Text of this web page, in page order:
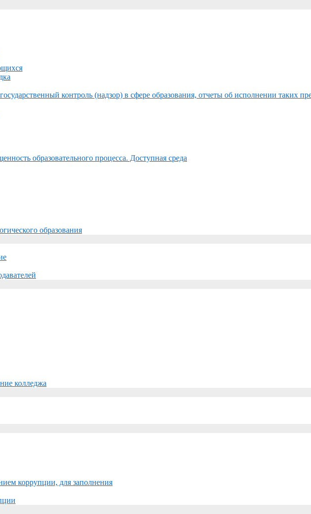
контроль (надзор) в сфере образования, отчеты об исполнении таких
образовательного процесса. Доступная среда
образования
колледжа
коррупции, для заполнения